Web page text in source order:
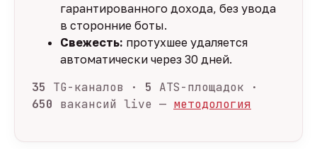
гарантированного дохода, без увода
в сторонние боты.
Свежесть: протухшее удаляется
автоматически через 30 дней.
35 TG-каналов · 5 ATS-площадок ·
650 вакансий live — методология